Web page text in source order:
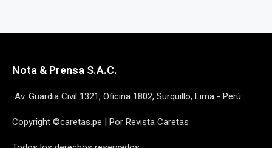
Nota & Prensa S.A.C.
Av. Guardia Civil 1321, Oficina 1802, Surquillo, Lima - Perú
Copyright ©caretas.pe | Por Revista Caretas